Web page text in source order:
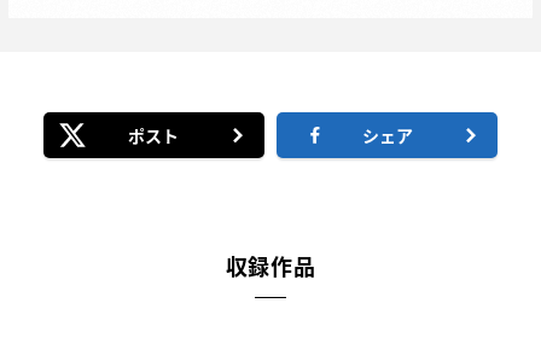
ポスト シェア
収録作品